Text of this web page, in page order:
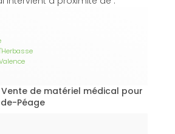
de matériel médical pour
Péage